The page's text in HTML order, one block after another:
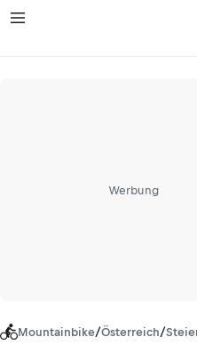
Werbung
Mountainbike/Österreich/